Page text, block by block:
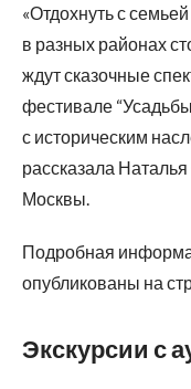
«Отдохнуть с
в разных районах
ждут сказочные
фестивале
с историческим
рассказала
Москвы.
Подробная
опубликованы на
Экскурсии с